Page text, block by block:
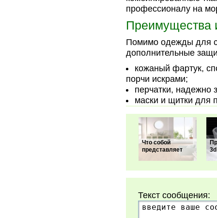
профессионалу на
Преимущества
Помимо одежды для
дополнительные
кожаный фартук,
порчи искрами;
перчатки,
маски и щитки для
Что собой
представляет
Текст сообщения: